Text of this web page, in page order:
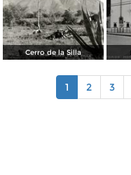
Cerro de la Silla
1 2 3